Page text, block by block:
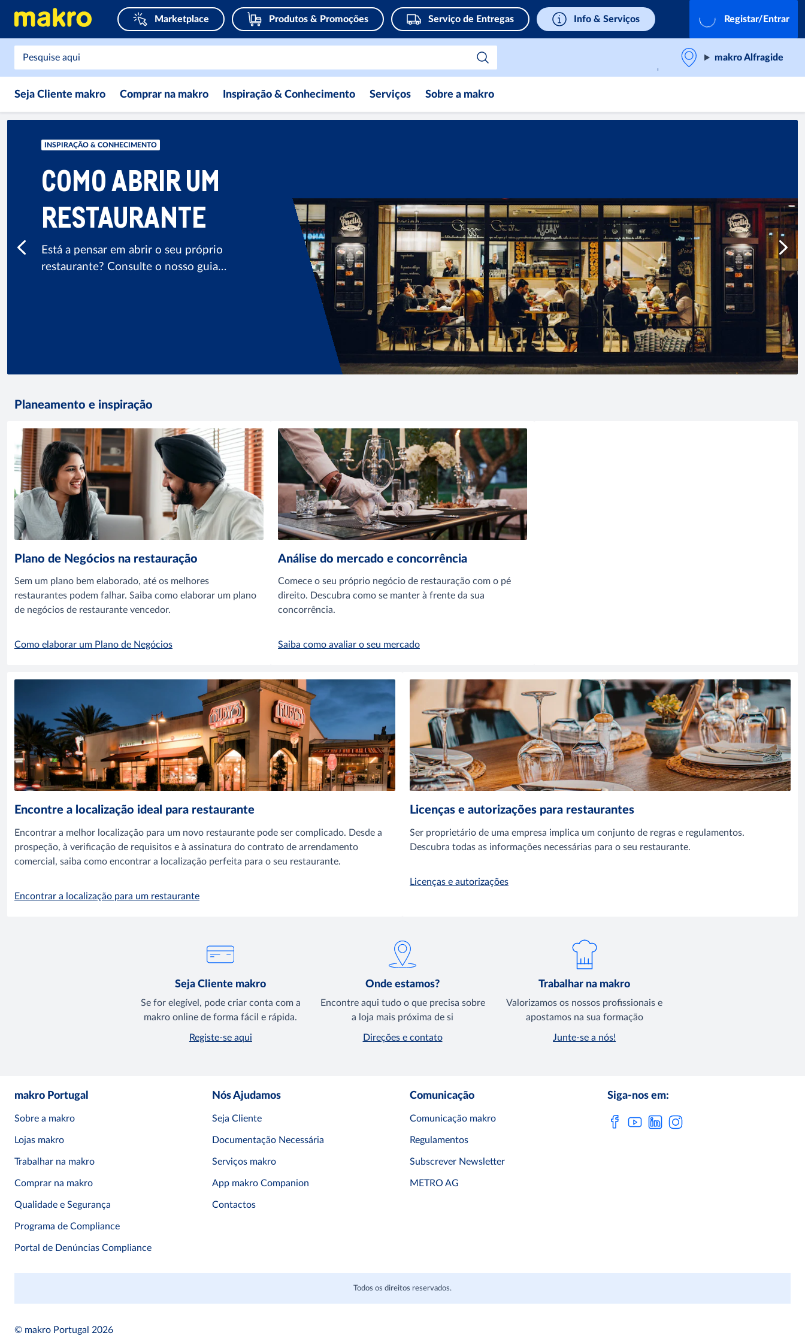
Marketplace Produtos & Promoções Serviço de Entregas Info & Serviços Registar/Entrar
makro Alfragide
Seja Cliente makro Comprar na makro Inspiração & Conhecimento Serviços Sobre a makro
INSPIRAÇÃO & CONHECIMENTO
COMO ABRIR UM
RESTAURANTE
Está a pensar em abrir o seu próprio
restaurante? Consulte o nosso guia
Planeamento e inspiração
Plano de Negócios na restauração
Sem um plano bem elaborado, até os melhores
restaurantes podem falhar. Saiba como elaborar um plano
de negócios de restaurante vencedor.
Como elaborar um Plano de Negócios
Análise do mercado e concorrência
Comece o seu próprio negócio de restauração com o pé
direito. Descubra como se manter à frente da sua
concorrência.
Saiba como avaliar o seu mercado
Encontre a localização ideal para restaurante
Encontrar a melhor localização para um novo restaurante pode ser complicado. Desde a
prospeção, à verificação de requisitos e à assinatura do contrato de arrendamento
comercial, saiba como encontrar a localização perfeita para o seu restaurante.
Encontrar a localização para um restaurante
Licenças e autorizações para restaurantes
Ser proprietário de uma empresa implica um conjunto de regras e regulamentos.
Descubra todas as informações necessárias para o seu restaurante.
Licenças e autorizações
Seja Cliente makro
Se for elegível, pode criar conta com a
makro online de forma fácil e rápida.
Registe-se aqui
Onde estamos?
Encontre aqui tudo o que precisa sobre
a loja mais próxima de si
Direções e contato
Trabalhar na makro
Valorizamos os nossos profissionais e
apostamos na sua formação
Junte-se a nós!
makro Portugal
Sobre a makro
Lojas makro
Trabalhar na makro
Comprar na makro
Qualidade e Segurança
Programa de Compliance
Portal de Denúncias Compliance
Nós Ajudamos
Seja Cliente
Documentação Necessária
Serviços makro
App makro Companion
Contactos
Comunicação
Comunicação makro
Regulamentos
Subscrever Newsletter
METRO AG
Siga-nos em:
Todos os direitos reservados.
© makro Portugal 2026